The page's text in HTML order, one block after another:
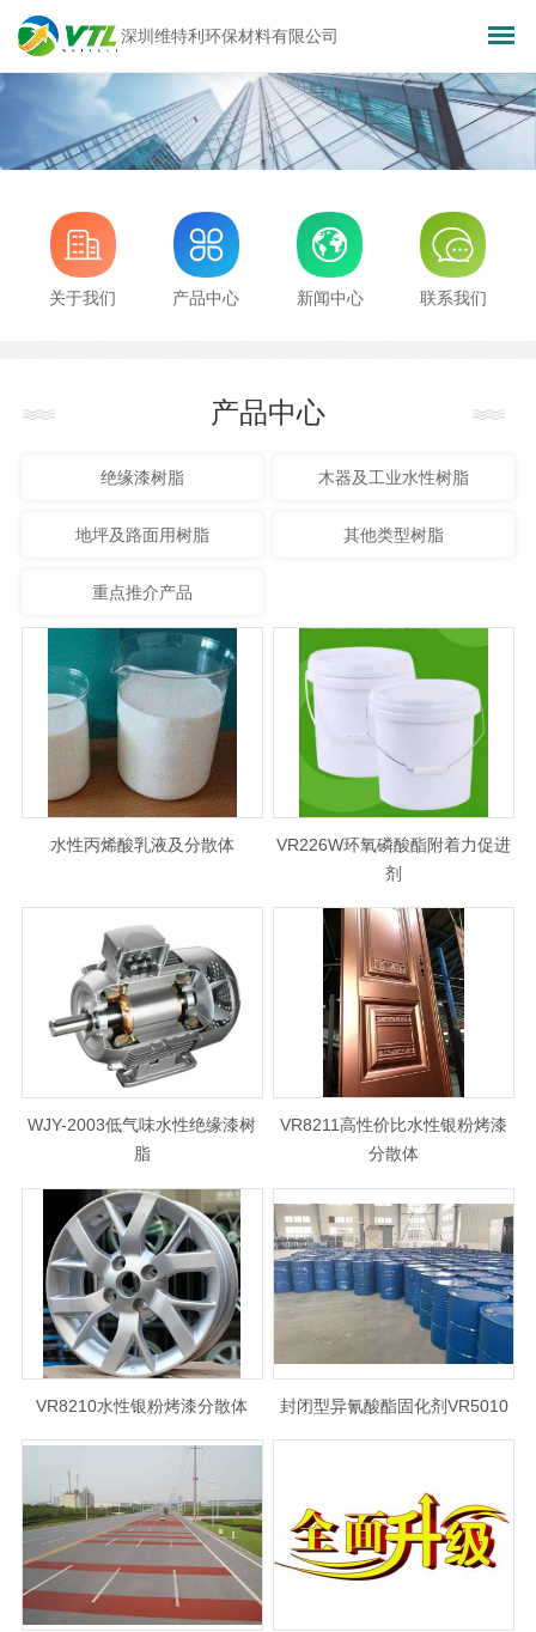
深圳维特利环保材料有限公司
关于我们 产品中心 新闻中心 联系我们
产品中心
绝缘漆树脂 木器及工业水性树脂
地坪及路面用树脂 其他类型树脂
重点推介产品
水性丙烯酸乳液及分散体
VR226W环氧磷酸酯附着力促进
剂
WJY-2003低气味水性绝缘漆树
脂
VR8211高性价比水性银粉烤漆
分散体
VR8210水性银粉烤漆分散体 封闭型异氰酸酯固化剂VR5010